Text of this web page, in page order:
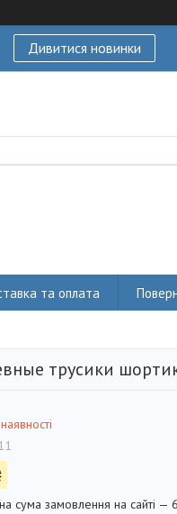
Дивитися новинки
та оплата
трусики
сума замовлення на сайті —